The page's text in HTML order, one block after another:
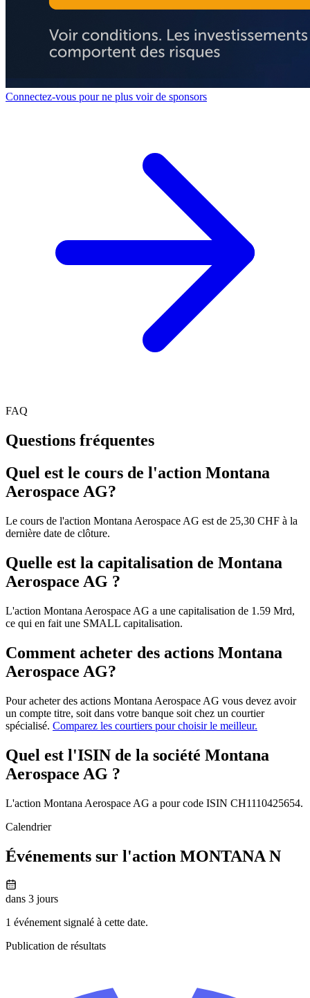
Connectez-vous pour ne plus voir de sponsors
FAQ
Questions fréquentes
Quel est le cours de l'action Montana
Aerospace AG?
Le cours de l'action Montana Aerospace AG est de 25,30 CHF à la
dernière date de clôture.
Quelle est la capitalisation de Montana
Aerospace AG ?
L'action Montana Aerospace AG a une capitalisation de 1.59 Mrd,
ce qui en fait une SMALL capitalisation.
Comment acheter des actions Montana
Aerospace AG?
Pour acheter des actions Montana Aerospace AG vous devez avoir
un compte titre, soit dans votre banque soit chez un courtier
spécialisé. Comparez les courtiers pour choisir le meilleur.
Quel est l'ISIN de la société Montana
Aerospace AG ?
L'action Montana Aerospace AG a pour code ISIN CH1110425654.
Calendrier
Événements sur l'action MONTANA N
dans 3 jours
1 événement signalé à cette date.
Publication de résultats